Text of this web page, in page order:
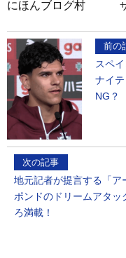
にほんブログ村
前の
スペ
ナイ
NG？
次の記事
地元記者が提言する「
ポンドのドリームアタッ
ろ満載！